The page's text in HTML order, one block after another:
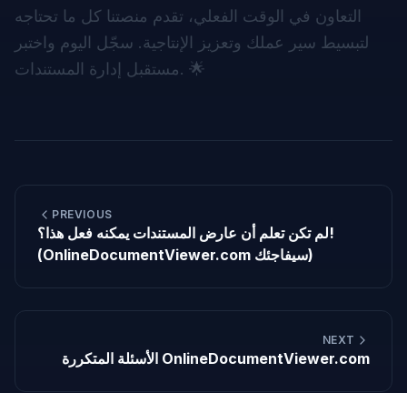
التعاون في الوقت الفعلي، تقدم منصتنا كل ما تحتاجه
لتبسيط سير عملك وتعزيز الإنتاجية. سجّل اليوم واختبر
مستقبل إدارة المستندات. 🌟
PREVIOUS
لم تكن تعلم أن عارض المستندات يمكنه فعل هذا؟!
(OnlineDocumentViewer.com سيفاجئك)
NEXT
الأسئلة المتكررة OnlineDocumentViewer.com